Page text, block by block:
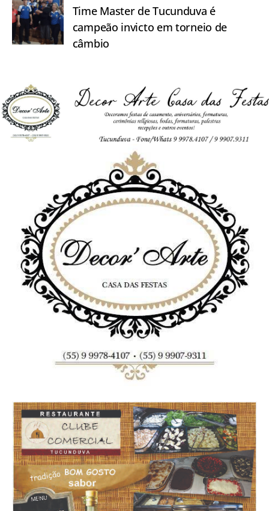
Time Master de Tucunduva é
campeão invicto em torneio de
câmbio